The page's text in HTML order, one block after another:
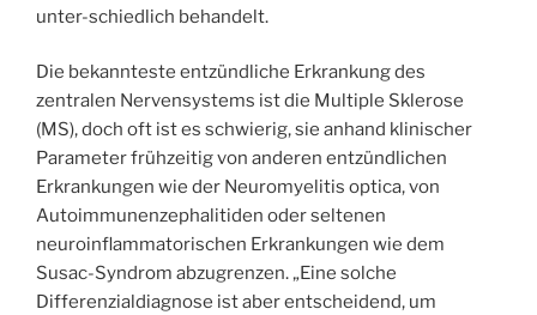
unter-schiedlich behandelt.
Die bekannteste entzündliche Erkrankung des
zentralen Nervensystems ist die Multiple Sklerose
(MS), doch oft ist es schwierig, sie anhand klinischer
Parameter frühzeitig von anderen entzündlichen
Erkrankungen wie der Neuromyelitis optica, von
Autoimmunenzephalitiden oder seltenen
neuroinflammatorischen Erkrankungen wie dem
Susac-Syndrom abzugrenzen. „Eine solche
Differenzialdiagnose ist aber entscheidend, um